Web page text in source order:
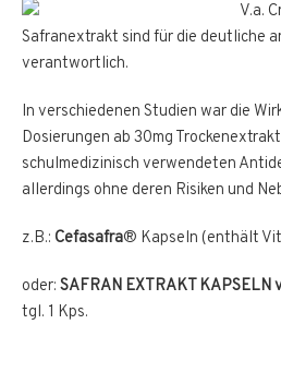
V.a.
Safranextrakt sind für die deutliche
verantwortlich.
In verschiedenen Studien war die
Dosierungen ab 30mg
schulmedizinisch verwendeten
allerdings ohne deren Risiken und
z.B.: Cefasafra® Kapseln (enthält
oder: SAFRAN EXTRAKT KAPSELN
tgl. 1 Kps.